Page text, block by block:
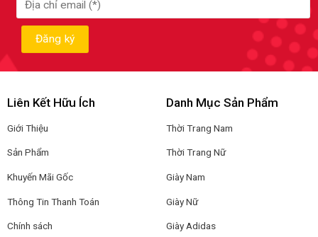
Liên Kết Hữu Ích
Giới Thiệu
Sản Phẩm
Khuyến Mãi Gốc
Thông Tin Thanh Toán
Chính sách
Danh Mục Sản Phẩm
Thời Trang Nam
Thời Trang Nữ
Giày Nam
Giày Nữ
Giày Adidas